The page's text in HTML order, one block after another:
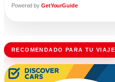
Powered by GetYourGuide
RECOMENDADO PARA TU VIAJE